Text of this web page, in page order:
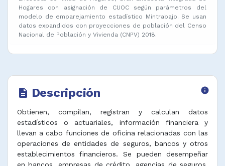
Hogares con asignación de CUOC según parámetros del
modelo de emparejamiento estadístico Mintrabajo. Se usan
datos expandidos con proyecciones de población del Censo
Nacional de Población y Vivienda (CNPV) 2018.
description Descripción info
Obtienen, compilan, registran y calculan datos
estadísticos o actuariales, información financiera y
llevan a cabo funciones de oficina relacionadas con las
operaciones de entidades de seguros, bancos y otros
establecimientos financieros. Se pueden desempeñar
en bancos, empresas de crédito, agencias de seguros,